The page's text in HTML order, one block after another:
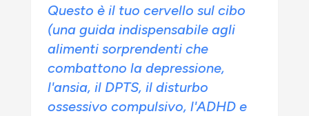
Questo è il tuo cervello sul cibo
(una guida indispensabile agli
alimenti sorprendenti che
combattono la depressione,
l'ansia, il DPTS, il disturbo
ossessivo compulsivo, l'ADHD e